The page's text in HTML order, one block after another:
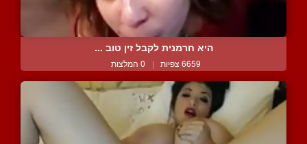
היא חרמנית לקבל זין טוב ...
6659 צפיות | 0 המלצות